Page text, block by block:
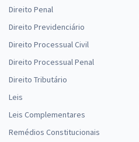
Direito Penal
Direito Previdenciário
Direito Processual Civil
Direito Processual Penal
Direito Tributário
Leis
Leis Complementares
Remédios Constitucionais